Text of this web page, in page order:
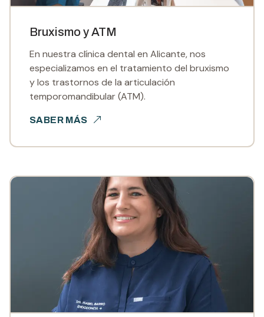
Bruxismo y ATM
En nuestra clínica dental en Alicante, nos
especializamos en el tratamiento del bruxismo
y los trastornos de la articulación
temporomandibular (ATM).
SABER MÁS